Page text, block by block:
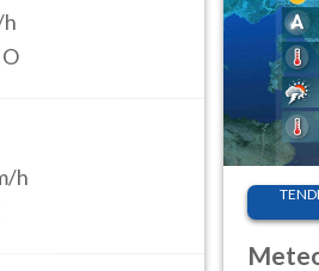
h